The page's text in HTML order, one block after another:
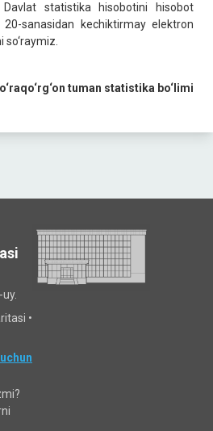
statistika hisobotini hisobot
sanasidan kechiktirmay elektron
tuman statistika bo‘limi
•